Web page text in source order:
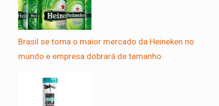
Brasil se torna o maior mercado da Heineken no
mundo e empresa dobrará de tamanho